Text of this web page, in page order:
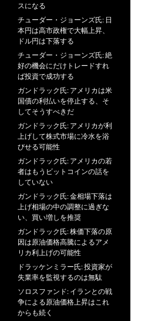
スになる
チューダー・ジョーンズ氏: 日
本円は高市政権で大幅上昇、
ドル円は下落する
チューダー・ジョーンズ氏: 絶
好の機会にだけトレードすれ
ば投資で成功する
ガンドラック氏: アメリカは米
国債の利払いを停止する、そ
してそうすべきだ
ガンドラック氏: アメリカが利
上げして株式市場に冷水を浴
びせる可能性
ガンドラック氏: アメリカの若
者はもうビットコインの話を
していない
ガンドラック氏: 金相場下落は
上げ相場の中の調整に過ぎな
い、買い増しを推奨
ガンドラック氏: 株価下落の原
因は原油価格高騰によるアメ
リカ利上げの可能性
ドラッケンミラー氏: 投資家が
失業率を監視するのは無駄
ソロスファンド: イランとの戦
争による原油価格上昇はこれ
からも続く